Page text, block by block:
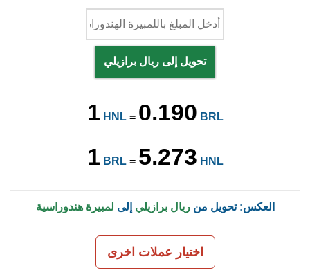
تحويل إلى ريال برازيلي
1 HNL= 0.190 BRL
1 BRL= 5.273 HNL
العكس: تحويل منريال برازيلي إلى لمبيرة هندوراسية
اختيار عملات اخرى